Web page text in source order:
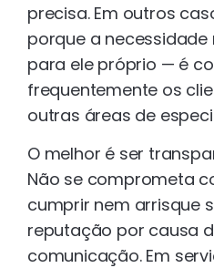
precisa. Em outros
porque a
para ele próprio — é
frequentemente os
outras áreas de
O melhor é ser
Não se comprometa
cumprir nem arrisque
reputação por causa
comunicação. Em